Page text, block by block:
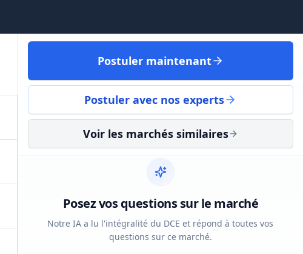
Postuler maintenant
Postuler avec nos experts
Voir les marchés similaires
Posez vos questions sur le marché
Notre IA a lu l'intégralité du DCE et répond à toutes vos
questions sur ce marché.